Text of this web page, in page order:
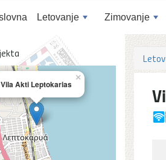
Letovanje Zimovanje
Vila Akti Leptokarias
×